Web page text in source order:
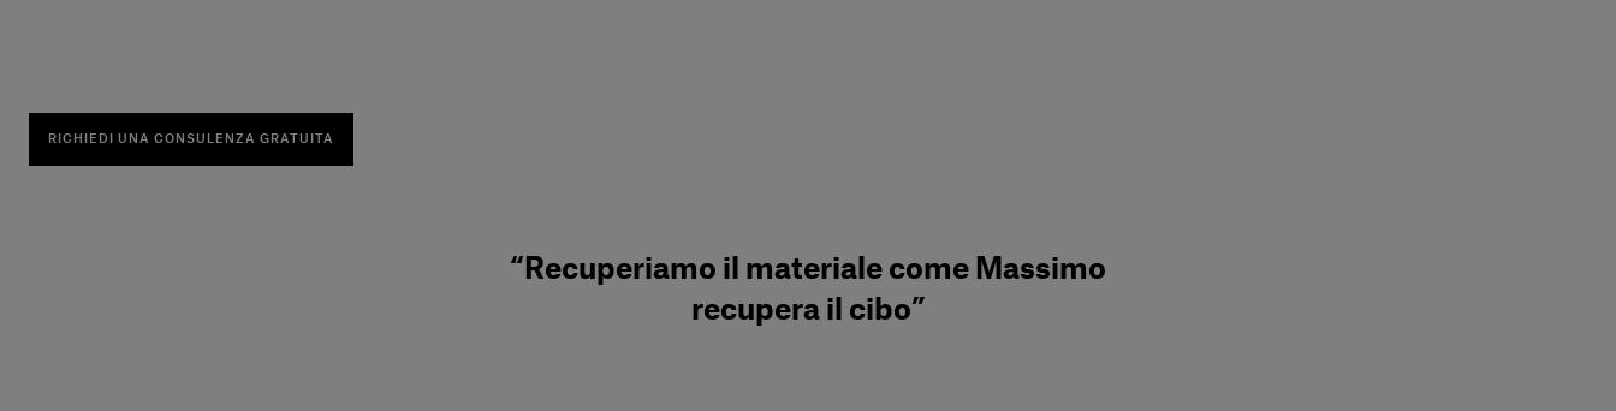
“Recuperiamo il materiale come Massimo
recupera il cibo”
RICHIEDI UNA CONSULENZA GRATUITA